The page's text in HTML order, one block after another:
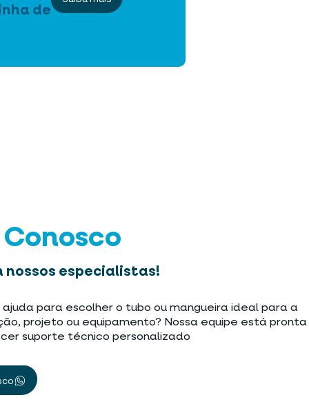
de
nossos especialistas!
para escolher o tubo ou mangueira ideal para a
projeto ou equipamento? Nossa equipe está pronta
suporte técnico personalizado